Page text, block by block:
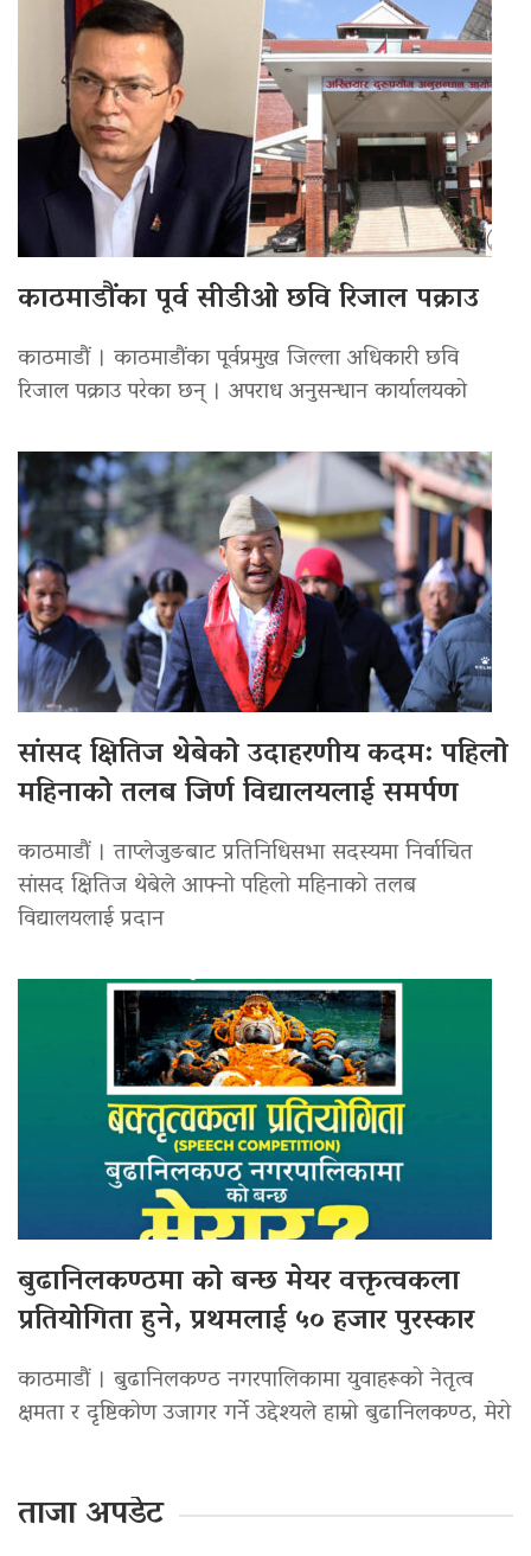
काठमाडौंका पूर्व सीडीओ छवि रिजाल पक्राउ
काठमाडौं । काठमाडौंका पूर्वप्रमुख जिल्ला अधिकारी छवि
रिजाल पक्राउ परेका छन् । अपराध अनुसन्धान कार्यालयको
सांसद क्षितिज थेबेको उदाहरणीय कदम: पहिलो
महिनाको तलब जिर्ण विद्यालयलाई समर्पण
काठमाडौं । ताप्लेजुङबाट प्रतिनिधिसभा सदस्यमा निर्वाचित
सांसद क्षितिज थेबेले आफ्नो पहिलो महिनाको तलब
विद्यालयलाई प्रदान
बुढानिलकण्ठमा को बन्छ मेयर वक्तृत्वकला
प्रतियोगिता हुने, प्रथमलाई ५० हजार पुरस्कार
काठमाडौं । बुढानिलकण्ठ नगरपालिकामा युवाहरूको नेतृत्व
क्षमता र दृष्टिकोण उजागर गर्ने उद्देश्यले हाम्रो बुढानिलकण्ठ, मेरो
ताजा अपडेट